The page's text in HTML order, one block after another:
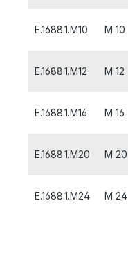
E.1688.1.M10 M 10
E.1688.1.M12 M 12
E.1688.1.M16 M 16
E.1688.1.M20 M 20
E.1688.1.M24 M 24